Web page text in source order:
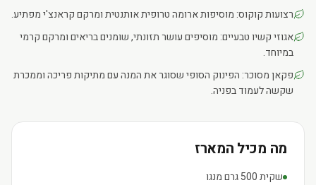
רצועות קוקוס: מוסיפות ארומה טרופית אותנטית ומרקם קראנצ'י מפתיע.
אגוזי קשיו טבעיים: מוסיפים עושר תזונתי, שומנים בריאים ומרקם קרמי
במיוחד.
פקאן מסוכר: הפינוק הסופי שסוגר את המנה עם מתיקות פריכה וממכרת
שקשה לעמוד בפניה.
מה מכיל המארז
שקית 500 גרם מנגו